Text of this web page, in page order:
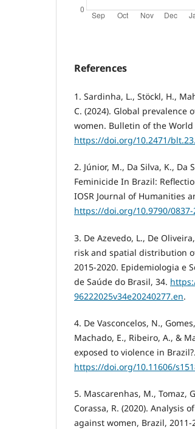
References
1. Sardinha, L., Stöckl, H.,
C. (2024). Global
women. Bulletin of the
https://doi.org/10.2471/
2. Júnior, M., Da Silva, K., Da
Feminicide In Brazil:
IOSR Journal of Humanities
https://doi.org/10.9790/0837-
3. De Azevedo, L., De
risk and spatial distribution
2015-2020. Epidemiologia e
de Saúde do Brasil, 34.
96222025v34e20240277.en.
4. De Vasconcelos, N.,
Machado, E., Ribeiro, A., &
exposed to violence in
https://doi.org/10.11606/
5. Mascarenhas, M., Tomaz,
Corassa, R. (2020). Analysis
against women, Brazil,